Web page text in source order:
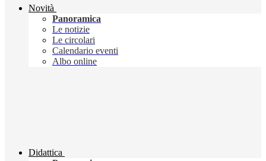
Novità
Panoramica
Le notizie
Le circolari
Calendario eventi
Albo online
Didattica